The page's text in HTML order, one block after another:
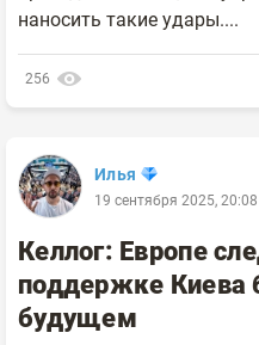
наносить такие удары....
256
Илья
19 сентября 2025, 20:08
Келлог: Европе
поддержке Киева
будущем